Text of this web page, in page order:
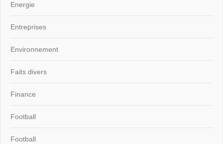
Energie
Entreprises
Environnement
Faits divers
Finance
Football
Football